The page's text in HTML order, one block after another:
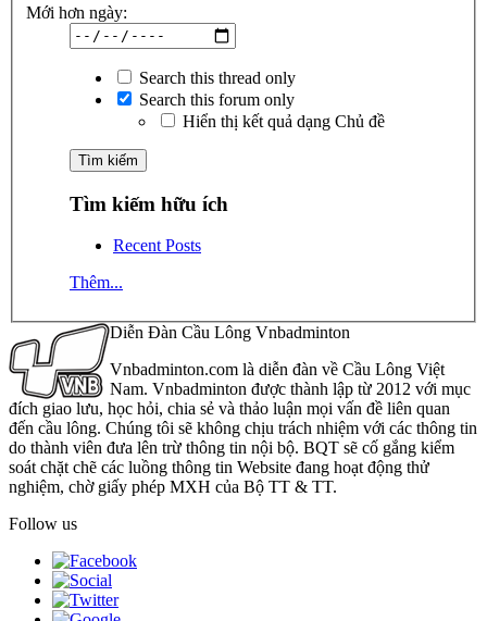
Mới hơn ngày:
Search this thread only
Search this forum only
Hiển thị kết quả dạng Chủ đề
Tìm kiếm hữu ích
Recent Posts
Thêm...
Diễn Đàn Cầu Lông Vnbadminton
Vnbadminton.com là diễn đàn về Cầu Lông Việt
Nam. Vnbadminton được thành lập từ 2012 với mục
đích giao lưu, học hỏi, chia sẻ và thảo luận mọi vấn đề liên quan
đến cầu lông. Chúng tôi sẽ không chịu trách nhiệm với các thông tin
do thành viên đưa lên trừ thông tin nội bộ. BQT sẽ cố gắng kiểm
soát chặt chẽ các luồng thông tin Website đang hoạt động thử
nghiệm, chờ giấy phép MXH của Bộ TT & TT.
Follow us